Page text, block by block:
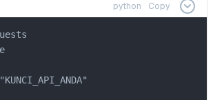
python Copy